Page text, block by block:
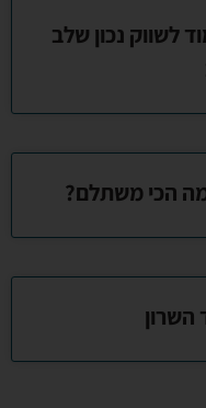
לשווק נכון שלב
מה הכי משתלם?